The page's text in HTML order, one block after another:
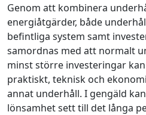
Genom att kombinera
energiåtgärder, både
befintliga system samt
samordnas med att normalt
minst större investeringar
praktiskt, teknisk och
annat underhåll. I gengäld
lönsamhet sett till det långa